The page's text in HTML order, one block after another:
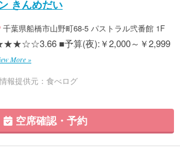
きんめだい
千葉県船橋市山野町68-5 パストラル弐番館 1F
■予算(夜):￥2,000～￥2,999
More »
報提供元：食べログ
空席確認・予約